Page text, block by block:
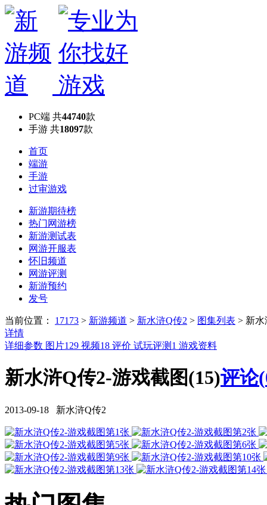
PC端 共44740款
手游 共18097款
首页
端游
手游
过审游戏
新游期待榜
热门网游榜
新游测试表
网游开服表
怀旧频道
网游评测
新游预约
发号
当前位置： 17173 > 新游频道 > 新水浒Q传2 > 图集列表 > 新水
详情
详细参数 图片129 视频18 评价 试玩评测 1 游戏资料
新水浒Q传2-游戏截图(15)评论(
2013-09-18 新水浒Q传2